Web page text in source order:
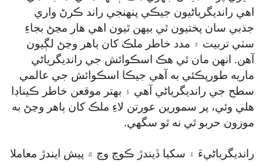
اهي رانديگرياڻيون جيڪي پنهنجي راند ڪرڻ واري
جذبي سان پختيون ٿي بيهن ٿيون اهي هار مڃڻ بجاءِ
سٺي تربيت ۽ مدد خاطر ملڪ کان ٻاهر وڃڻ لڳيون
آهن. انهن مان ئي هڪ اسڪوائش جي رانديگرياڻي
ماريه طورپڪئي به آهي جيڪا اسڪوائش جي عالمي
سطح جي رانديگرياڻي آهي ۽ بهتر موقعن خاطر ڪيناڊا
هلي وئي، پر سمورين عورتن لاءِ ملڪ کان ٻاهر وڃڻ به
موزون حربو ٿي نه ٿو سگھي.
رانديگرياڻيءَ ۽ سکيا ڏيندڙ ڪوچ وچ ۾ پيش ايندڙ معاملا